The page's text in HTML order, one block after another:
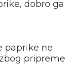
dobro ga
paprike ne
pripreme